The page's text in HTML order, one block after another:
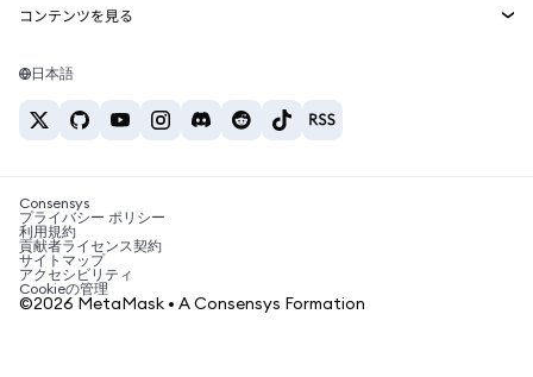
Web3サービス
サポート
キャリア
お問い合わせ
Tetherの価格
USDT→INR
BTC→INR
ETH→USDT
ETHの購入
USDTの購入
SHIBの購入
BNBの購入
コンテンツを見る
Solanaウォレット
税制関連ニュース
暗号資産の購入方法は？
ビットコインを売るには？
日本語
Consensys
プライバシー ポリシー
利用規約
貢献者ライセンス契約
サイトマップ
アクセシビリティ
Cookieの管理
©2026 MetaMask • A Consensys Formation